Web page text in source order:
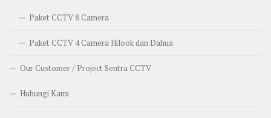
Paket CCTV 8 Camera
Paket CCTV 4 Camera Hilook dan Dahua
Our Customer / Project Sentra CCTV
Hubungi Kami